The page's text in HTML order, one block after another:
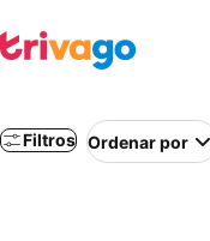
Filtros Ordenar por